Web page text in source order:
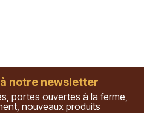
notre newsletter
portes ouvertes à la ferme,
nouveaux produits